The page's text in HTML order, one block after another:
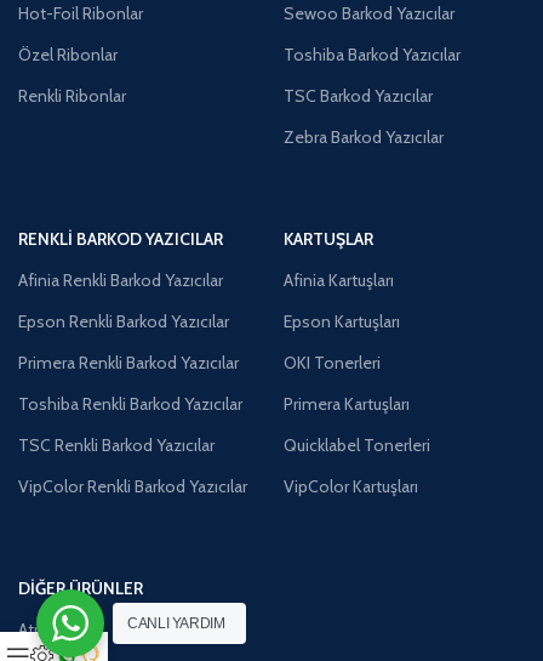
Hot-Foil Ribonlar
Özel Ribonlar
Renkli Ribonlar
Sewoo Barkod Yazıcılar
Toshiba Barkod Yazıcılar
TSC Barkod Yazıcılar
Zebra Barkod Yazıcılar
RENKLI BARKOD YAZICILAR
Afinia Renkli Barkod Yazıcılar
Epson Renkli Barkod Yazıcılar
Primera Renkli Barkod Yazıcılar
Toshiba Renkli Barkod Yazıcılar
TSC Renkli Barkod Yazıcılar
VipColor Renkli Barkod Yazıcılar
KARTUŞLAR
Afinia Kartuşları
Epson Kartuşları
OKI Tonerleri
Primera Kartuşları
Quicklabel Tonerleri
VipColor Kartuşları
DIĞER ÜRÜNLER
Atık Kutuları
CANLI YARDIM